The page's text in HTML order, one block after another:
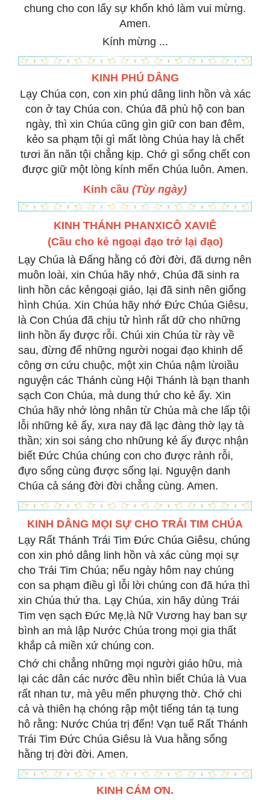
chung cho con lấy sự khốn khó làm vui mừng.
Amen.
Kính mừng ...
KINH PHÚ DÂNG
Lạy Chúa con, con xin phú dâng linh hồn và xác
con ở tay Chúa con. Chúa đã phù hộ con ban
ngày, thì xin Chúa cũng gìn giữ con ban đêm,
kẻo sa phạm tội gì mất lòng Chúa hay là chết
tươi ăn năn tội chẳng kịp. Chớ gì sống chết con
được giữ một lòng kính mến Chúa luôn. Amen.
Kinh cầu (Tùy ngày)
KINH THÁNH PHANXICÔ XAVIÊ
(Cầu cho kẻ ngoại đạo trở lại đạo)
Lạy Chúa là Đấng hằng có đời đời, đã dưng nên
muôn loài, xin Chúa hãy nhớ, Chúa đã sinh ra
linh hồn các kẻngoại giáo, lại đã sinh nên giống
hình Chúa. Xin Chúa hãy nhớ Đức Chúa Giêsu,
là Con Chúa đã chịu tử hình rất dữ cho những
linh hồn ấy được rỗi. Chúi xin Chúa từ rày về
sau, đừng để những người nogai đạo khinh dể
công ơn cứu chuộc, một xin Chúa nậm lừoiầu
nguyện các Thánh cùng Hội Thánh là bạn thanh
sạch Con Chúa, mà dung thứ cho kẻ ấy. Xin
Chúa hãy nhớ lòng nhân từ Chúa mà che lấp tội
lỗi những kẻ ấy, xưa nay đã lạc đàng thờ lạy tà
thần; xin soi sáng cho nhữung kẻ ấy được nhận
biết Đức Chúa chúng con cho được rảnh rỗi,
đựo sống cùng được sống lại. Nguyện danh
Chúa cả sáng đời đời chẳng cùng. Amen.
KINH DÂNG MỌI SỰ CHO TRÁI TIM CHÚA
Lạy Rất Thánh Trái Tim Đức Chúa Giêsu, chúng
con xin phó dâng linh hồn và xác cùng mọi sự
cho Trái Tim Chúa; nếu ngày hôm nay chúng
con sa phạm điều gì lỗi lời chúng con đã hứa thì
xin Chúa thứ tha. Lạy Chúa, xin hãy dùng Trái
Tim vẹn sạch Đức Mẹ,là Nữ Vương hay ban sự
bình an mà lập Nước Chúa trong mọi gia thất
khắp cả miền xứ chúng con.
Chớ chi chẳng những mọi người giáo hữu, mà
lại các dân các nước đều nhìn biết Chúa là Vua
rất nhan tư, mà yêu mến phượng thờ. Chớ chi
cả và thiên hạ chóng rập một tiếng tán tạ tung
hô rằng: Nước Chúa trị đến! Vạn tuế Rất Thánh
Trái Tim Đức Chúa Giêsu là Vua hằng sống
hằng trị đời đời. Amen.
KINH CÁM ƠN.